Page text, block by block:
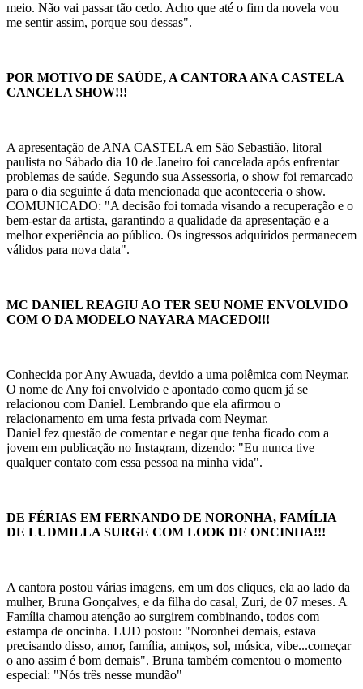
meio. Não vai passar tão cedo. Acho que até o fim da novela vou
me sentir assim, porque sou dessas".
POR MOTIVO DE SAÚDE, A CANTORA ANA CASTELA
CANCELA SHOW!!!
A apresentação de ANA CASTELA em São Sebastião, litoral
paulista no Sábado dia 10 de Janeiro foi cancelada após enfrentar
problemas de saúde. Segundo sua Assessoria, o show foi remarcado
para o dia seguinte á data mencionada que aconteceria o show.
COMUNICADO: "A decisão foi tomada visando a recuperação e o
bem-estar da artista, garantindo a qualidade da apresentação e a
melhor experiência ao público. Os ingressos adquiridos permanecem
válidos para nova data".
MC DANIEL REAGIU AO TER SEU NOME ENVOLVIDO
COM O DA MODELO NAYARA MACEDO!!!
Conhecida por Any Awuada, devido a uma polêmica com Neymar.
O nome de Any foi envolvido e apontado como quem já se
relacionou com Daniel. Lembrando que ela afirmou o
relacionamento em uma festa privada com Neymar.
Daniel fez questão de comentar e negar que tenha ficado com a
jovem em publicação no Instagram, dizendo: "Eu nunca tive
qualquer contato com essa pessoa na minha vida".
DE FÉRIAS EM FERNANDO DE NORONHA, FAMÍLIA
DE LUDMILLA SURGE COM LOOK DE ONCINHA!!!
A cantora postou várias imagens, em um dos cliques, ela ao lado da
mulher, Bruna Gonçalves, e da filha do casal, Zuri, de 07 meses. A
Família chamou atenção ao surgirem combinando, todos com
estampa de oncinha. LUD postou: "Noronhei demais, estava
precisando disso, amor, família, amigos, sol, música, vibe...começar
o ano assim é bom demais". Bruna também comentou o momento
especial: "Nós três nesse mundão"